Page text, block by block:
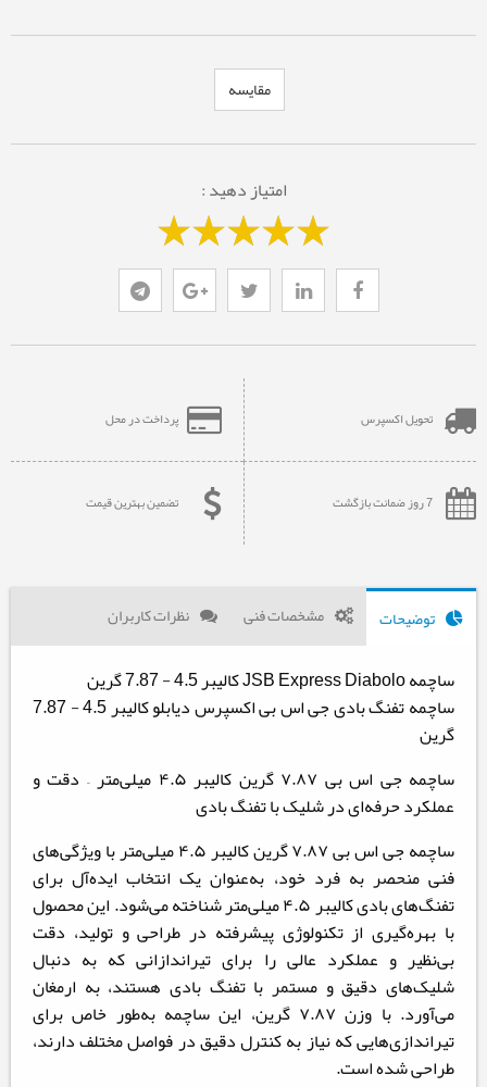
مقایسه
امتیاز دهید :
تحویل اکسپرس پرداخت در محل
7 روز ضمانت بازگشت تضمین بهترین قیمت
توضیحات مشخصات فنی نظرات کاربران
ساچمه JSB Express Diabolo کالیبر 4.5 - 7.87 گرین
ساچمه تفنگ بادی جی اس بی اکسپرس دیابلو کالیبر 4.5 - 7.87
گرین
ساچمه جی اس بی ۷.۸۷ گرین کالیبر ۴.۵ میلی‌متر – دقت و
عملکرد حرفه‌ای در شلیک با تفنگ بادی
ساچمه جی اس بی ۷.۸۷ گرین کالیبر ۴.۵ میلی‌متر با ویژگی‌های
فنی منحصر به فرد خود، به‌عنوان یک انتخاب ایده‌آل برای
تفنگ‌های بادی کالیبر ۴.۵ میلی‌متر شناخته می‌شود. این محصول
با بهره‌گیری از تکنولوژی پیشرفته در طراحی و تولید، دقت
بی‌نظیر و عملکرد عالی را برای تیراندازانی که به دنبال
شلیک‌های دقیق و مستمر با تفنگ بادی هستند، به ارمغان
می‌آورد. با وزن ۷.۸۷ گرین، این ساچمه به‌طور خاص برای
تیراندازی‌هایی که نیاز به کنترل دقیق در فواصل مختلف دارند،
طراحی شده است.